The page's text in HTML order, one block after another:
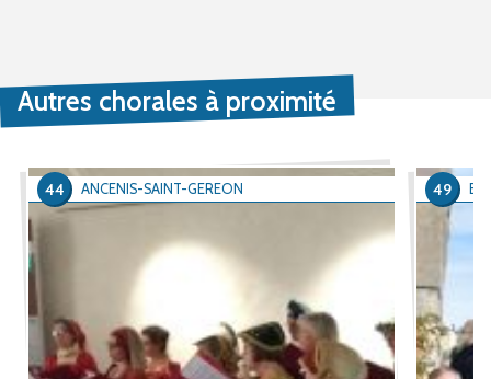
Autres chorales à proximité
ANCENIS-SAINT-GEREON
44 49